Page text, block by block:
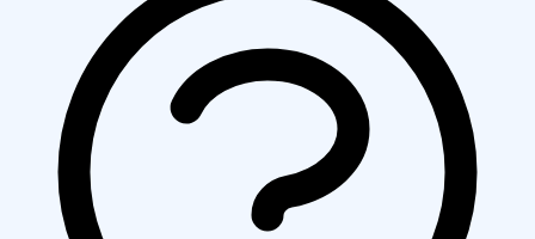
EMMA · Email Marketing LISA · Encuestas
INES · Mesa de
Ayuda
Clarabot · Chatbot
Servicios